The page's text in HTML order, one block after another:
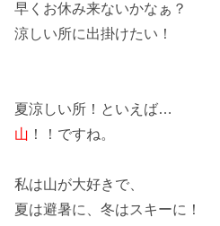
早くお休み来ないかなぁ？
涼しい所に出掛けたい！
夏涼しい所！といえば…
山 ！！ですね。
私は山が大好きで、
夏は避暑に、 冬はスキーに！